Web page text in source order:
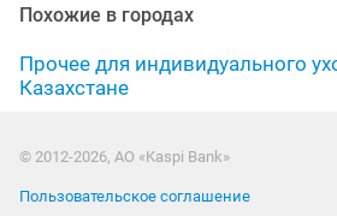
новые аккумулятор поверхность
Похожие в городах
Прочее для индивидуального
Казахстане
© 2012-2026, АО «Kaspi Bank»
Пользовательское соглашение